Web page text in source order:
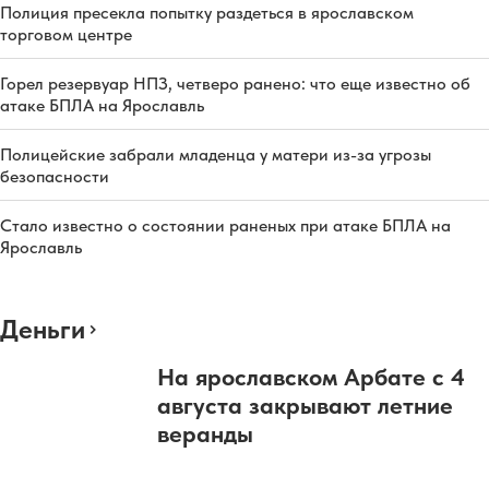
Полиция пресекла попытку раздеться в ярославском
торговом центре
Горел резервуар НПЗ, четверо ранено: что еще известно об
атаке БПЛА на Ярославль
Полицейские забрали младенца у матери из-за угрозы
безопасности
Стало известно о состоянии раненых при атаке БПЛА на
Ярославль
Деньги
На ярославском Арбате с 4
августа закрывают летние
веранды